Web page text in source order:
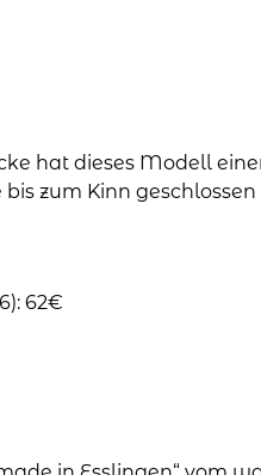
hat dieses Modell
zum Kinn
62€